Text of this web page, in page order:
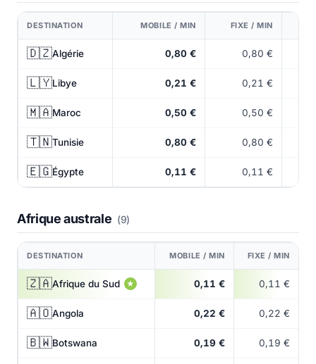
DESTINATION MOBILE / MIN FIXE / MIN
🇩🇿Algérie 0,80 € 0,80 €
🇱🇾Libye 0,21 € 0,21 €
🇲🇦Maroc 0,50 € 0,50 €
🇹🇳Tunisie 0,80 € 0,80 €
🇪🇬Égypte 0,11 € 0,11 €
Afrique australe (9)
DESTINATION MOBILE / MIN FIXE / MIN
🇿🇦Afrique du Sud ★ 0,11 € 0,11 €
🇦🇴Angola 0,22 € 0,22 €
🇧🇼Botswana 0,19 € 0,19 €